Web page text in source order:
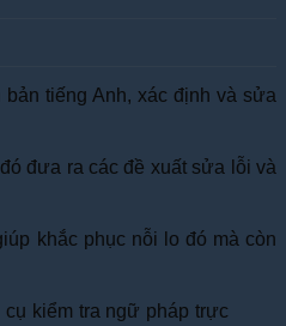
tiếng Anh, xác định và sửa
đưa ra các đề xuất sửa lỗi và
khắc phục nỗi lo đó mà còn
kiểm tra ngữ pháp trực